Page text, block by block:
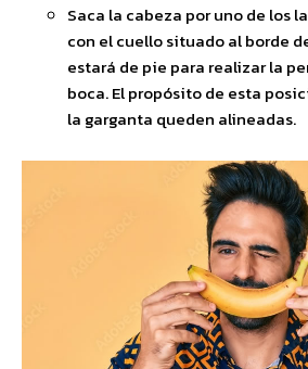
Saca la cabeza por uno de los
con el cuello situado al borde
estará de pie para realizar la
boca. El propósito de esta
la garganta queden alineadas.